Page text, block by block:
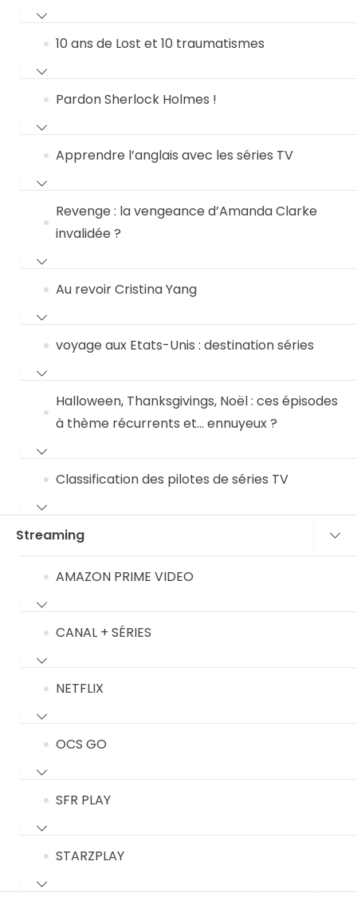
10 ans de Lost et 10 traumatismes
Pardon Sherlock Holmes !
Apprendre l’anglais avec les séries TV
Revenge : la vengeance d’Amanda Clarke
invalidée ?
Au revoir Cristina Yang
voyage aux Etats-Unis : destination séries
Halloween, Thanksgivings, Noël : ces épisodes
à thème récurrents et… ennuyeux ?
Classification des pilotes de séries TV
Streaming
AMAZON PRIME VIDEO
CANAL + SÉRIES
NETFLIX
OCS GO
SFR PLAY
STARZPLAY